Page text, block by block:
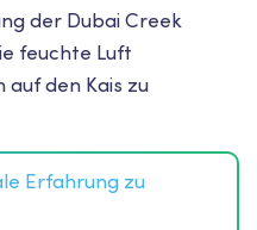
der Dubai Creek
feuchte Luft
auf den Kais zu
Erfahrung zu